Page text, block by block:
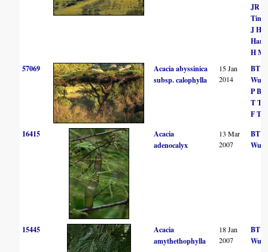
JR
J
H
57069
Acacia abyssinica
subsp. calophylla
15 Jan
2014
BT
P
T
F
16415
Acacia
adenocalyx
13 Mar
2007
BT
15445
Acacia
amythethophylla
18 Jan
2007
BT